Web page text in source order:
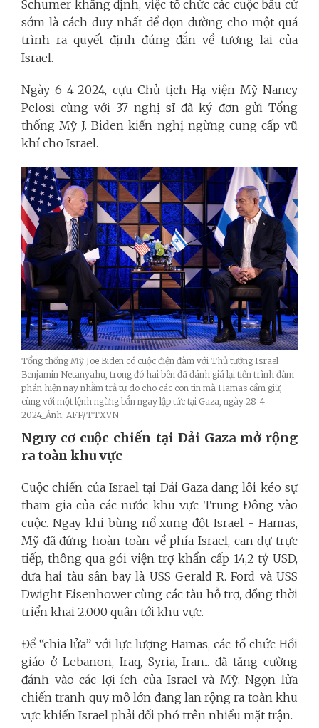
Schumer khẳng định, việc tổ chức các cuộc bầu cử
sớm là cách duy nhất để dọn đường cho một quá
trình ra quyết định đúng đắn về tương lai của
Israel.
Ngày 6-4-2024, cựu Chủ tịch Hạ viện Mỹ Nancy
Pelosi cùng với 37 nghị sĩ đã ký đơn gửi Tổng
thống Mỹ J. Biden kiến nghị ngừng cung cấp vũ
khí cho Israel.
Tổng thống Mỹ Joe Biden có cuộc điện đàm với Thủ tướng Israel
Benjamin Netanyahu, trong đó hai bên đã đánh giá lại tiến trình đàm
phán hiện nay nhằm trả tự do cho các con tin mà Hamas cầm giữ,
cùng với một lệnh ngừng bắn ngay lập tức tại Gaza, ngày 28-4-
2024_Ảnh: AFP/TTXVN
Nguy cơ cuộc chiến tại Dải Gaza mở rộng
ra toàn khu vực
Cuộc chiến của Israel tại Dải Gaza đang lôi kéo sự
tham gia của các nước khu vực Trung Đông vào
cuộc. Ngay khi bùng nổ xung đột Israel - Hamas,
Mỹ đã đứng hoàn toàn về phía Israel, can dự trực
tiếp, thông qua gói viện trợ khẩn cấp 14,2 tỷ USD,
đưa hai tàu sân bay là USS Gerald R. Ford và USS
Dwight Eisenhower cùng các tàu hỗ trợ, đồng thời
triển khai 2.000 quân tới khu vực.
Để “chia lửa” với lực lượng Hamas, các tổ chức Hồi
giáo ở Lebanon, Iraq, Syria, Iran... đã tăng cường
đánh vào các lợi ích của Israel và Mỹ. Ngọn lửa
chiến tranh quy mô lớn đang lan rộng ra toàn khu
vực khiến Israel phải đối phó trên nhiều mặt trận.